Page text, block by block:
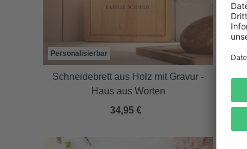
Personalisierbar
Schneidebrett aus Holz mit Gravur -
Haus aus Worten
34,95 €